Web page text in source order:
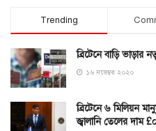
Trending
ব্রিটেনে বাড়ি
১৬ নভেম্বর ২০২০
ব্রিটেনে ৬ মিলিয়ন
জ্বালানি তেলের দাম